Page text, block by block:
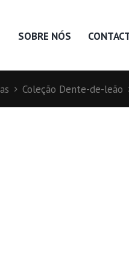
SOBRE NÓS
Coleção Dente-de-leão